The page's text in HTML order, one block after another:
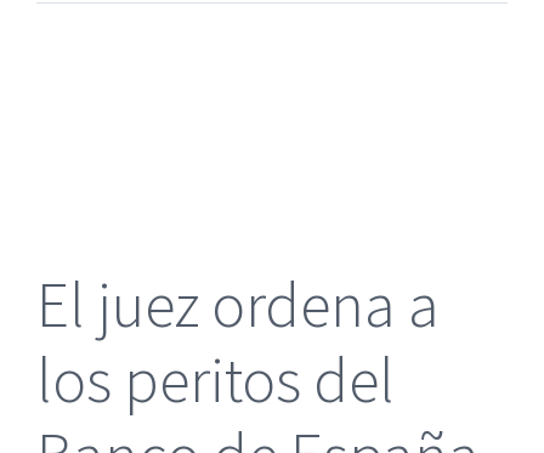
El juez ordena a
los peritos del